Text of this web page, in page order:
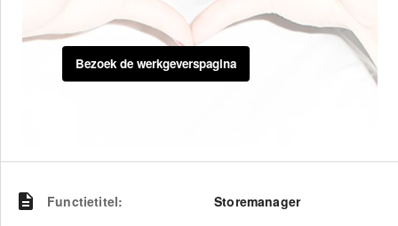
Bezoek de werkgeverspagina
Functietitel:
Storemanager